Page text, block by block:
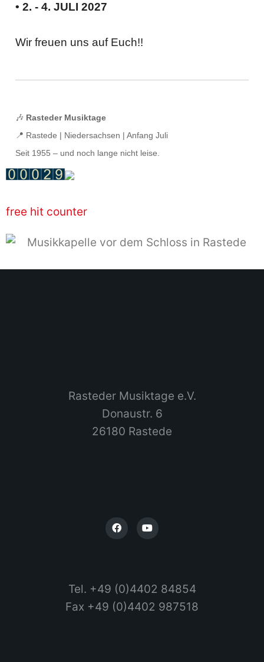
• 2. - 4. JULI 2027
Wir freuen uns auf Euch!!
🎶 Rasteder Musiktage
📍 Rastede | Niedersachsen | Anfang Juli
Seit 1955 – und noch lange nicht leise.
free hit counter
Rasteder Musiktage e.V.
Donaustr. 6
26180 Rastede
Tel. +49 (0)4402 84854
Fax +49 (0)4402 987518